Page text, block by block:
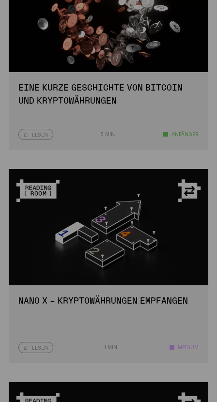
EINE KURZE GESCHICHTE VON BITCOIN
UND KRYPTOWÄHRUNGEN
LESEN 5 MIN. ANFÄNGER
NANO X – KRYPTOWÄHRUNGEN EMPFANGEN
LESEN 1 MIN. MEDIUM